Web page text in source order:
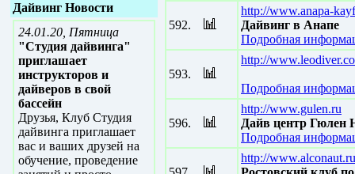
Дайвинг Новости
24.01.20, Пятница
"Студия дайвинга"
приглашает
инструкторов и
дайверов в свой
бассейн
Друзья, Клуб Студия
дайвинга приглашает
вас и ваших друзей на
обучение, проведение
592.
http://www.anapa-
Дайвинг в Анапе
Подробная
593.
http://
Подробная
596.
http://www.gulen.ru
Дайв центр Гюлен
Подробная
http://www.alconaut.ru